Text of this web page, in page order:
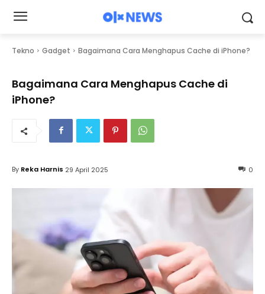
Tekno Gadget Bagaimana Cara Menghapus Cache di iPhone?
Bagaimana Cara Menghapus Cache di
iPhone?
0
By Reka Harnis 29 April 2025